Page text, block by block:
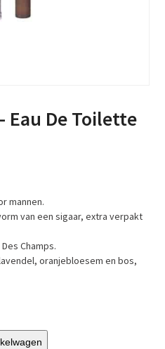
Eau De Toilette
mannen.
van een sigaar, extra verpakt
Champs.
oranjebloesem en bos,